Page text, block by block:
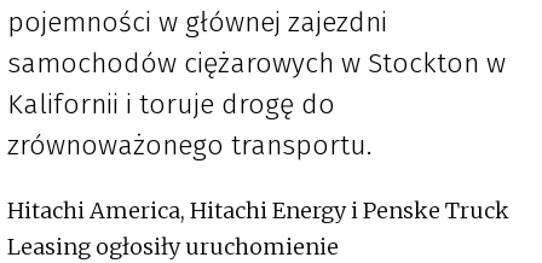
pojemności w głównej zajezdni
samochodów ciężarowych w Stockton w
Kalifornii i toruje drogę do
zrównoważonego transportu.
Hitachi America, Hitachi Energy i Penske Truck
Leasing ogłosiły uruchomienie